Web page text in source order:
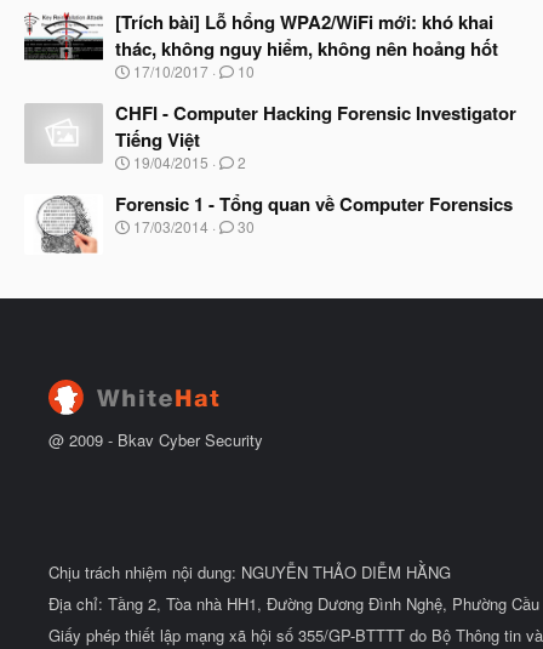
à
y
b
ắ
đ
ầ
u
[Trích bài] Lỗ hổng WPA2/WiFi mới: khó khai
thác, không nguy hiểm, không nên hoảng hốt
N
à
y
b
ắ
đ
ầ
17/10/2017 10
CHFI - Computer Hacking Forensic Investigator
Tiếng Việt
N
à
y
b
đ
19/04/2015 2
Forensic 1 - Tổng quan về Computer Forensics
N
b
u
17/03/2014 30
@ 2009 - Bkav Cyber Security
Chịu trách nhiệm nội dung: NGUYỄN THẢO DIỄM HẰNG
Địa chỉ: Tầng 2, Tòa nhà HH1, Đường Dương Đình Nghệ, Phường
Giấy phép thiết lập mạng xã hội số 355/GP-BTTTT do Bộ Thông tin